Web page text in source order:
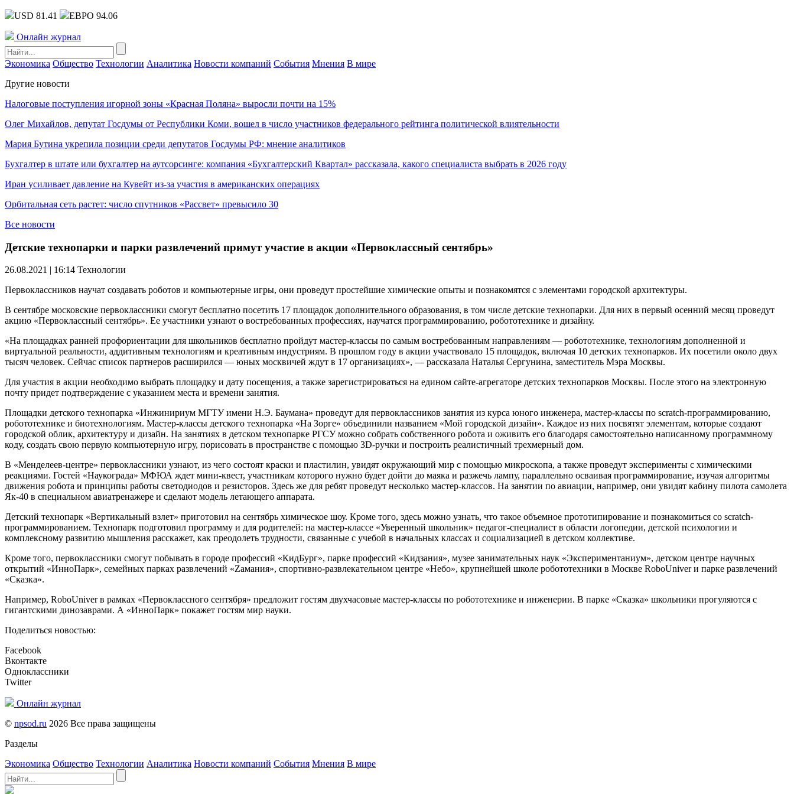
USD 81.41 ЕВРО 94.06
Онлайн журнал
Экономика Общество Технологии Аналитика Новости компаний События Мнения В мире
Другие новости
Налоговые поступления игорной зоны «Красная Поляна» выросли почти на 15%
Олег Михайлов, депутат Госдумы от Республики Коми, вошел в число участников федерального рейтинга политической влиятельности
Мария Бутина укрепила позиции среди депутатов Госдумы РФ: мнение аналитиков
Бухгалтер в штате или бухгалтер на аутсорсинге: компания «Бухгалтерский Квартал» рассказала, какого специалиста выбрать в 2026 году
Иран усиливает давление на Кувейт из-за участия в американских операциях
Орбитальная сеть растет: число спутников «Рассвет» превысило 30
Все новости
Детские технопарки и парки развлечений примут участие в акции «Первоклассный сентябрь»
26.08.2021 | 16:14 Технологии
Первоклассников научат создавать роботов и компьютерные игры, они проведут простейшие химические опыты и познакомятся с элементами городской архитектуры.
В сентябре московские первоклассники смогут бесплатно посетить 17 площадок дополнительного образования, в том числе детские технопарки. Для них в первый осенний месяц проведут
акцию «Первоклассный сентябрь». Ее участники узнают о востребованных профессиях, научатся программированию, робототехнике и дизайну.
«На площадках ранней профориентации для школьников бесплатно пройдут мастер-классы по самым востребованным направлениям — робототехнике, технологиям дополненной и
виртуальной реальности, аддитивным технологиям и креативным индустриям. В прошлом году в акции участвовало 15 площадок, включая 10 детских технопарков. Их посетили около двух
тысяч человек. Сейчас список партнеров расширился — юных москвичей ждут в 17 организациях», — рассказала Наталья Сергунина, заместитель Мэра Москвы.
Для участия в акции необходимо выбрать площадку и дату посещения, а также зарегистрироваться на едином сайте-агрегаторе детских технопарков Москвы. После этого на электронную
почту придет подтверждение с указанием места и времени занятия.
Площадки детского технопарка «Инжинириум МГТУ имени Н.Э. Баумана» проведут для первоклассников занятия из курса юного инженера, мастер-классы по scratch-программированию,
робототехнике и биотехнологиям. Мастер-классы детского технопарка «На Зорге» объединили названием «Мой городской дизайн». Каждое из них посвятят элементам, которые создают
городской облик, архитектуру и дизайн. На занятиях в детском технопарке РГСУ можно собрать собственного робота и оживить его благодаря самостоятельно написанному программному
коду, создать свою первую компьютерную игру, порисовать в пространстве с помощью 3D-ручки и построить реалистичный трехмерный дом.
В «Менделеев-центре» первоклассники узнают, из чего состоят краски и пластилин, увидят окружающий мир с помощью микроскопа, а также проведут эксперименты с химическими
реакциями. Гостей «Наукограда» МФЮА ждет мини-квест, участникам которого нужно будет дойти до маяка и разжечь лампу, параллельно осваивая программирование, изучая алгоритмы
движения робота и принципы работы светодиодов и резисторов. Здесь же для ребят проведут несколько мастер-классов. На занятии по авиации, например, они увидят кабину пилота самолета
Як-40 в специальном авиатренажере и сделают модель летающего аппарата.
Детский технопарк «Вертикальный взлет» приготовил на сентябрь химическое шоу. Кроме того, здесь можно узнать, что такое объемное прототипирование и познакомиться со scratch-
программированием. Технопарк подготовил программу и для родителей: на мастер-классе «Уверенный школьник» педагог-специалист в области логопедии, детской психологии и
комплексному развитию мышления расскажет, как преодолеть трудности, связанные с учебой в начальных классах и социализацией в детском коллективе.
Кроме того, первоклассники смогут побывать в городе профессий «КидБург», парке профессий «Кидзания», музее занимательных наук «Экспериментаниум», детском центре научных
открытий «ИнноПарк», семейных парках развлечений «Zамания», спортивно-развлекательном центре «Небо», крупнейшей школе робототехники в Москве RoboUniver и парке развлечений
«Сказка».
Например, RoboUniver в рамках «Первоклассного сентября» предложит гостям двухчасовые мастер-классы по робототехнике и инженерии. В парке «Сказка» школьники прогуляются с
гигантскими динозаврами. А «ИнноПарк» покажет гостям мир науки.
Поделиться новостью:
Facebook
Вконтакте
Одноклассники
Twitter
Онлайн журнал
© npsod.ru 2026 Все права защищены
Разделы
Экономика Общество Технологии Аналитика Новости компаний События Мнения В мире